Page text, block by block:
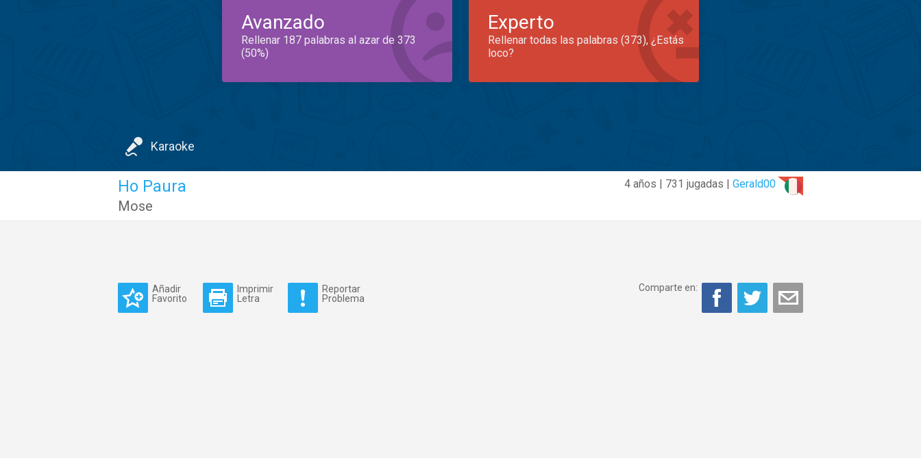
Avanzado
Rellenar 187 palabras al azar de 373
(50%)
Experto
Rellenar todas las palabras (373), ¿Estás
loco?
Karaoke
4 años | 731 jugadas | Gerald00
Ho Paura
Mose
Añadir
Favorito
Imprimir
Letra
Reportar
Problema
Comparte en: